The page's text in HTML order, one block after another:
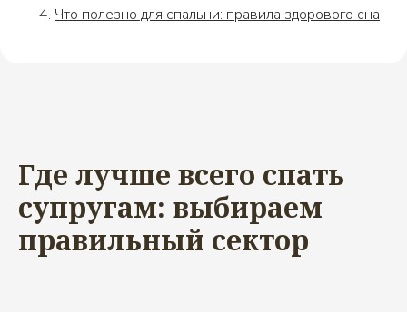
Что полезно для спальни: правила здорового сна
Где лучше всего спать
супругам: выбираем
правильный сектор